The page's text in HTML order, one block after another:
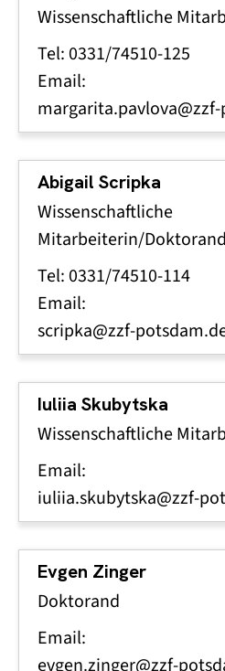
Wissenschaftliche
Tel: 0331/74510-125
Email:
Abigail Scripka
Wissenschaftliche
Mitarbeiterin/
Tel: 0331/74510-114
Email:
scripka@zzf-
Iuliia Skubytska
Wissenschaftliche
Email:
iuliia.skubytska@zzf-
Evgen Zinger
Doktorand
Email:
evgen.zinger@zzf-